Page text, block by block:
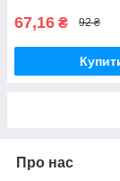
67,16 ₴ 92 ₴
Про нас